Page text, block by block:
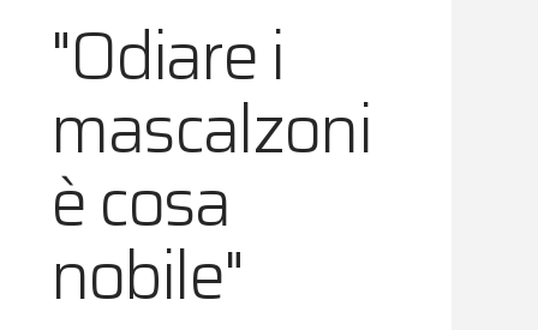
"Odiare i
mascalzoni
è cosa
nobile"